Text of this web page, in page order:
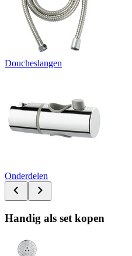
Doucheslangen
Onderdelen
Handig als set kopen